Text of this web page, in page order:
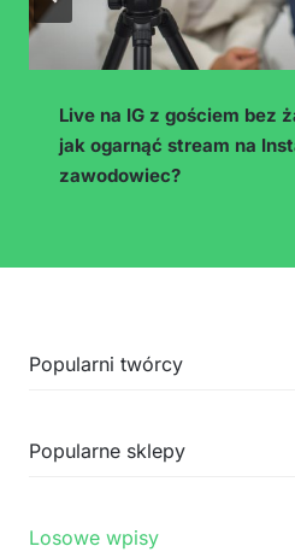
Live na IG z gościem bez
jak ogarnąć stream na
zawodowiec?
Popularni twórcy
Popularne sklepy
Losowe wpisy